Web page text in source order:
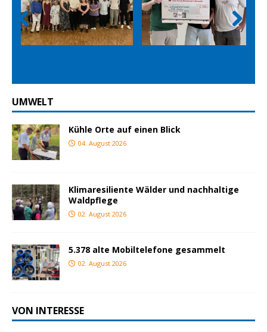
Prev
ious
Nex
t
UMWELT
Kühle Orte auf einen Blick
04. August 2026
Klimaresiliente Wälder und nachhaltige
Waldpflege
02. August 2026
5.378 alte Mobiltelefone gesammelt
02. August 2026
VON INTERESSE